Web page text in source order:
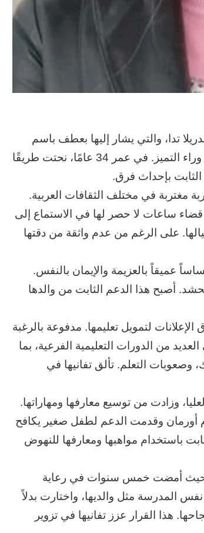
تدا، والتي يشار إليها بعطف باسم
“بنت الرجل الصالح”، شخصية ملهمة تجسد قوة المثابرة والسعي وراء التميز. في عمر 34 عامًا، نحتت طريقًا
الثابت بإحداث فرق.
مغتربة في مختلف الثقافات العربية.
قضاء ساعات لا حصر لها في الاستماع إلى
على الرغم من عدم واثقة من دقتها
عميقاً بالعزيمة والإيمان بالنفس.
أصبح هذا الدعم الثابت من والدها
لتمويل تعليمها. مدفوعة بالرغبة
من الدورات التعليمية الفرعية، بما
وصعوبات التعلم. تألق تفانيها في
وزادت من توسيع معارفها ومهاراتها.
أورمان وقدمت الدعم لطفل صغير يكافح
الثابت باستخدام مواهبها ومعارفها للنهوض
حيث أمضت خمس سنوات في رعاية
المدرسة مثل والديها، واختارت بدلاً
هذا القرار عزز تفانيها في تزوير
حربين